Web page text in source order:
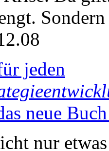
jeden
neue
nur